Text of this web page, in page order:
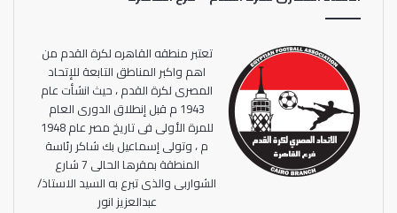
تعتبر منطقه القاهره لكرة القدم من
اهم واكبر المناطق التابعة للإتحاد
المصرى لكرة القدم ، حيث انشأت عام
1943 م قبل إنطلاق الدورى العام
للمرة الأولى فى تاريخ مصر عام 1948
م ، وتولى إسماعيل بك شاكر رئاسة
المنطقة بمقرها الحالى 7 شارع
الشواربى والذى تبرع به السيد الاستاذ/
عبدالعزيز انور